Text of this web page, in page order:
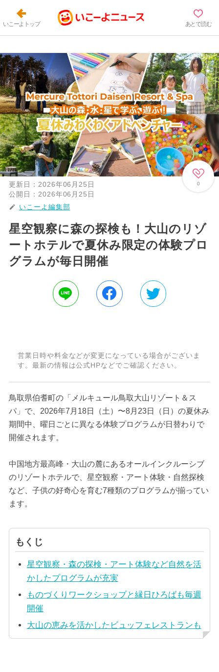
いこーよトップ あとで読む
0
更新日： 2026年06月25日
公開日： 2026年06月25日
いこーよ編集部
星空観察に森の探検も！大山のリゾ
ートホテルで夏休み限定の体験プロ
グラムが毎日開催
営業日時や料金などが変更になっている場合がございま
す。最新の情報は公式HPなどでご確認ください。
鳥取県伯耆町の「メルキュール鳥取大山リゾート＆ス
パ」で、2026年7月18日（土）〜8月23日（日）の夏休み
期間中、曜日ごとに異なる体験プログラムが日替わりで
開催されます。
中国地方最高峰・大山の麓にあるオールインクルーシブ
のリゾートホテルで、星空観察・アート体験・自然探検
など、子供の好奇心を育む7種類のプログラムが揃ってい
ます。
もくじ
星空観察・森の探検・アート体験など自然を活
かしたプログラムが充実
ものづくりワークショップと縁日ひろばも毎週
開催
大山の恵みを活かしたビュッフェレストランも